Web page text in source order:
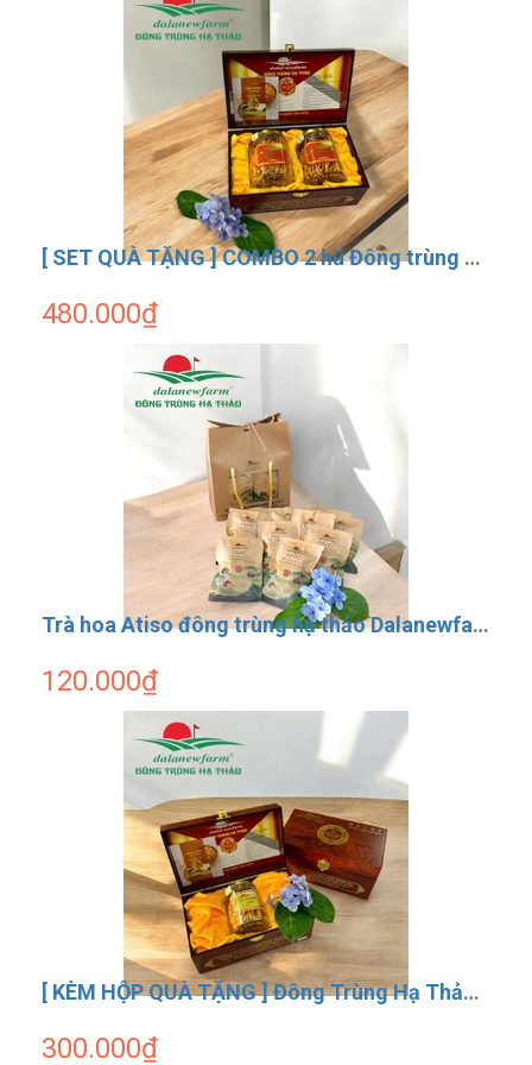
[ SET QUÀ TẶNG ] COMBO 2 hũ Đông trùng hạ thảo sấy thăng hoa Dalanewfarm (Size 3)
480.000₫
Trà hoa Atiso đông trùng hạ thảo Dalanewfarm
120.000₫
[ KÈM HỘP QUÀ TẶNG ] Đông Trùng Hạ Thảo Sấy Thăng Hoa SIZE 2 Dalanewfarm
300.000₫